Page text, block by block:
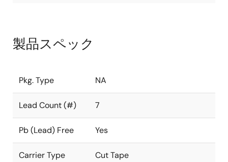
製品スペック
Pkg. Type NA
Lead Count (#) 7
Pb (Lead) Free Yes
Carrier Type Cut Tape